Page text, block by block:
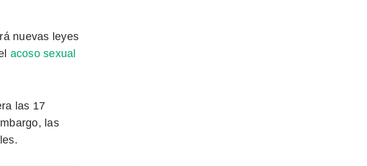
nuevas leyes
acoso sexual
las 17
las